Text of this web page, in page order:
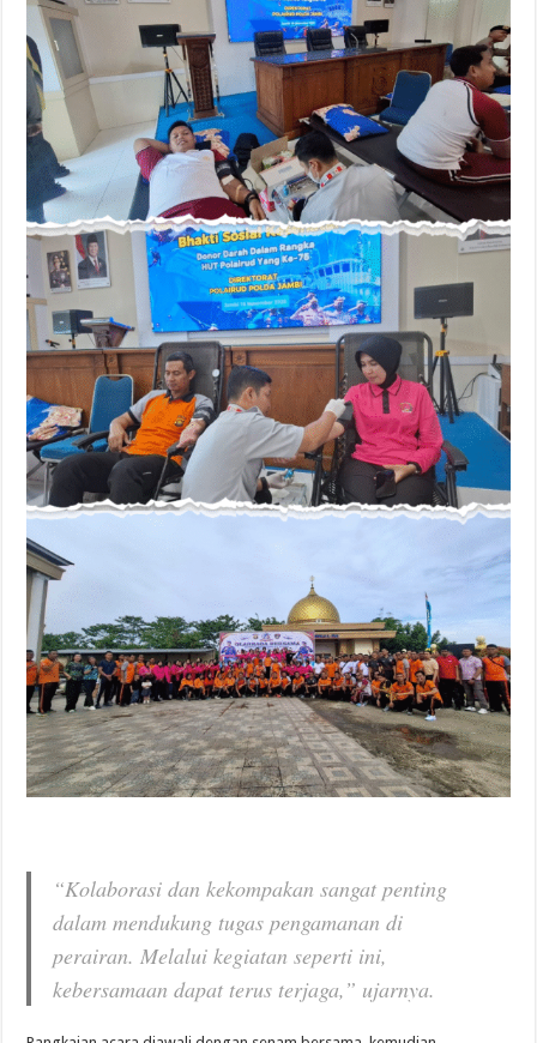
“Kolaborasi dan kekompakan sangat penting
dalam mendukung tugas pengamanan di
perairan. Melalui kegiatan seperti ini,
kebersamaan dapat terus terjaga,” ujarnya.